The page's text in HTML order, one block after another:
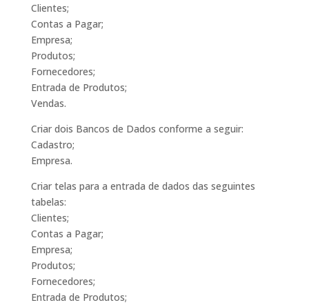
Clientes;
Contas a Pagar;
Empresa;
Produtos;
Fornecedores;
Entrada de Produtos;
Vendas.
Criar dois Bancos de Dados conforme a seguir:
Cadastro;
Empresa.
Criar telas para a entrada de dados das seguintes
tabelas:
Clientes;
Contas a Pagar;
Empresa;
Produtos;
Fornecedores;
Entrada de Produtos;